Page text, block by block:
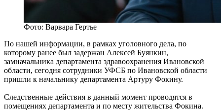
Фото: Варвара Гертье
По нашей информации, в рамках уголовного дела, по
которому ранее был задержан Алексей Буянкин,
замначальника департамента здравоохранения Ивановской
области, сегодня сотрудники УФСБ по Ивановской области
пришли к начальнику департамента Артуру Фокину.
Следственные действия в данный момент проводятся в
помещениях департамента и по месту жительства Фокина.